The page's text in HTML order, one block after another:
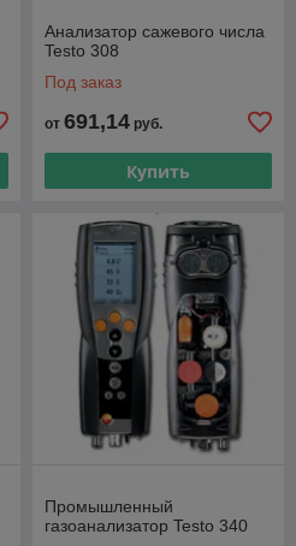
Анализатор сажевого числа
Testo 308
Под заказ
от 691,14 руб.
Купить
Промышленный
газоанализатор Testo 340